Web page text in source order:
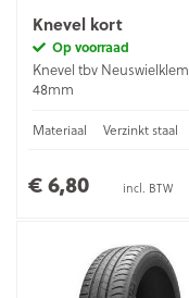
Knevel kort
Op voorraad
Knevel tbv Neuswielklem
48mm
Materiaal Verzinkt staal
€ 6,80 incl. BTW